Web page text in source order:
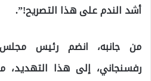
أشد الندم على هذا التصريح!”.
من جانبه، انضم رئيس
رفسنجاني، إلى هذا التهديد،